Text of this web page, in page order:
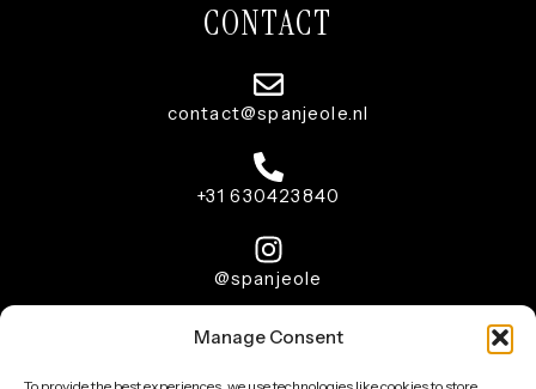
Manage Consent
CONTACT
contact@spanjeole.nl
+31 630423840
@spanjeole
Copyright © 2026 –Spanjeole